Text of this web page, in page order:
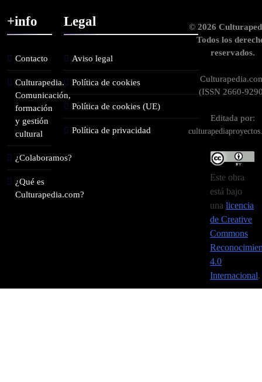
+info
Contacto
Culturapedia.
Comunicación,
formación
y gestión
cultural
¿Colaboramos?
¿Qué es
Culturapedia.com?
Legal
Aviso legal
Política de cookies
Política de cookies (UE)
Política de privacidad
© 2026
Todos los
reservados.
(ISSN 2660-
Editada por:
Este obra
está bajo
unalicencia
de Creative
Commons
4.0
Internacional.